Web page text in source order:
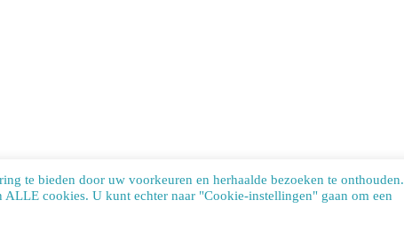
te bieden door uw voorkeuren en herhaalde bezoeken te onthouden.
cookies. U kunt echter naar "Cookie-instellingen" gaan om een
cookies. Learn more about our use of cookies:cookie policy ACCEPT